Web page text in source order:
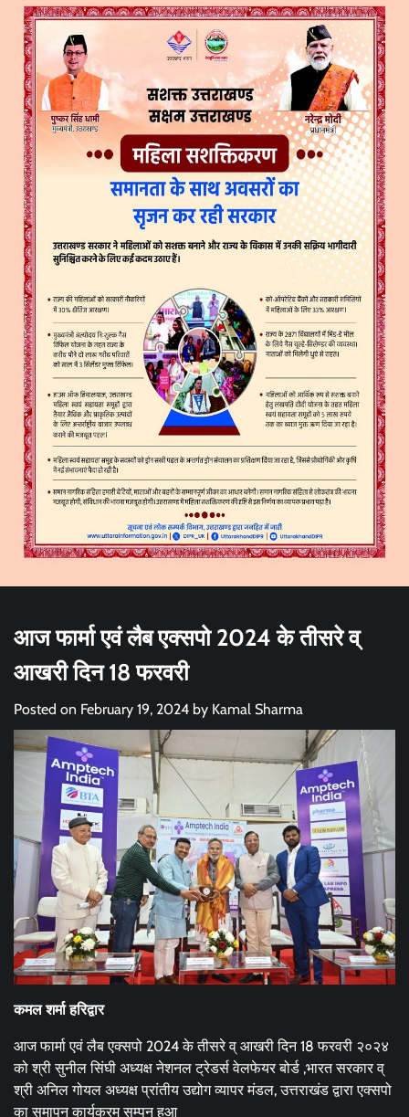
आज फार्मा एवं लैब एक्सपो 2024 के तीसरे व्
आखरी दिन 18 फरवरी
Posted on February 19, 2024 by Kamal Sharma
कमल शर्मा हरिद्वार
आज फार्मा एवं लैब एक्सपो 2024 के तीसरे व् आखरी दिन 18 फरवरी २०२४
को श्री सुनील सिंघी अध्यक्ष नेशनल ट्रेडर्स वेलफेयर बोर्ड ,भारत सरकार व्
श्री अनिल गोयल अध्यक्ष प्रांतीय उद्योग व्यापर मंडल, उत्तराखंड द्वारा एक्सपो
का समापन कार्यक्रम सम्पन हुआ